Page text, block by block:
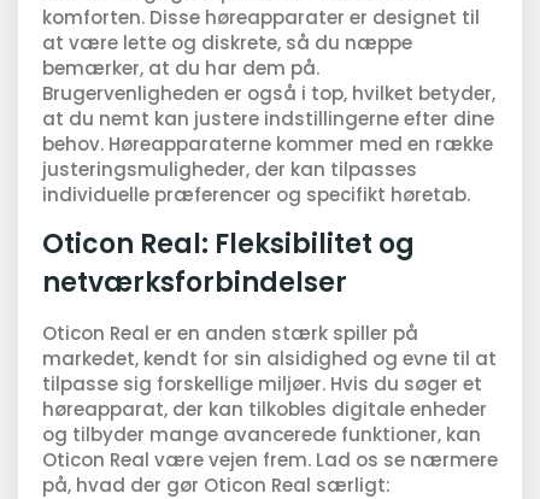
komforten. Disse høreapparater er designet til
at være lette og diskrete, så du næppe
bemærker, at du har dem på.
Brugervenligheden er også i top, hvilket betyder,
at du nemt kan justere indstillingerne efter dine
behov. Høreapparaterne kommer med en række
justeringsmuligheder, der kan tilpasses
individuelle præferencer og specifikt høretab.
Oticon Real: Fleksibilitet og
netværksforbindelser
Oticon Real er en anden stærk spiller på
markedet, kendt for sin alsidighed og evne til at
tilpasse sig forskellige miljøer. Hvis du søger et
høreapparat, der kan tilkobles digitale enheder
og tilbyder mange avancerede funktioner, kan
Oticon Real være vejen frem. Lad os se nærmere
på, hvad der gør Oticon Real særligt: